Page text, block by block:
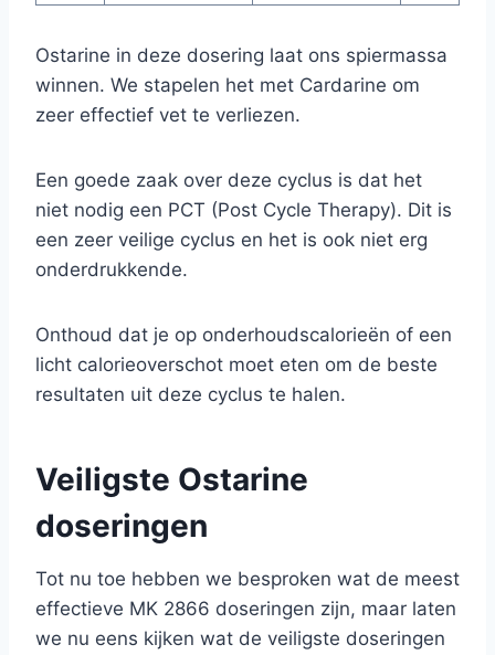
Ostarine in deze dosering laat ons spiermassa
winnen. We stapelen het met Cardarine om
zeer effectief vet te verliezen.
Een goede zaak over deze cyclus is dat het
niet nodig een PCT (Post Cycle Therapy). Dit is
een zeer veilige cyclus en het is ook niet erg
onderdrukkende.
Onthoud dat je op onderhoudscalorieën of een
licht calorieoverschot moet eten om de beste
resultaten uit deze cyclus te halen.
Veiligste Ostarine
doseringen
Tot nu toe hebben we besproken wat de meest
effectieve MK 2866 doseringen zijn, maar laten
we nu eens kijken wat de veiligste doseringen